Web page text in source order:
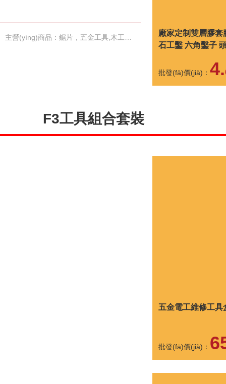
廠家定制雙層膠套
石工鑿 六角鑿子
批發(fā)價(jià)： 4.
F3工具組合套裝
五金電工維修工具
批發(fā)價(jià)：